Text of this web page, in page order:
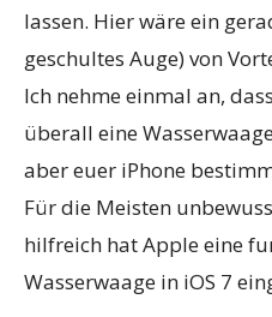
lassen. Hier wäre ein
geschultes Auge) von
Ich nehme einmal an,
überall eine
aber euer iPhone
Für die Meisten
hilfreich hat Apple eine
Wasserwaage in iOS 7